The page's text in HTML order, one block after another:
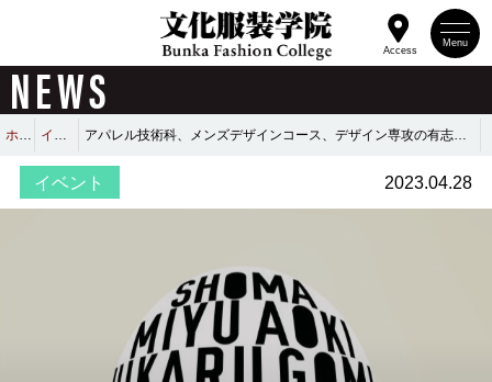
Menu
Access
NEWS
ホーム イベント アパレル技術科、メンズデザインコース、デザイン専攻の有志学生による
イベント 2023.04.28